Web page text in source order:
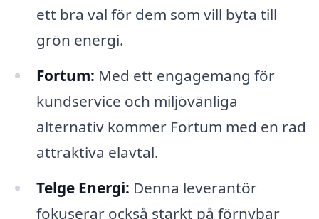
ett bra val för dem som vill byta till
grön energi.
Fortum: Med ett engagemang för
kundservice och miljövänliga
alternativ kommer Fortum med en rad
attraktiva elavtal.
Telge Energi: Denna leverantör
fokuserar också starkt på förnybar